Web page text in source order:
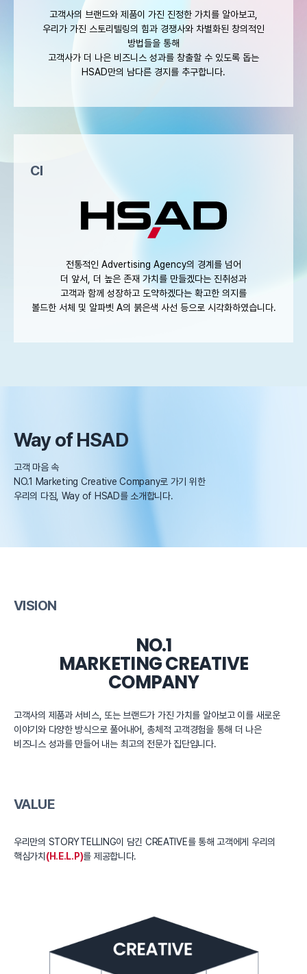
고객사의 브랜드와 제품이 가진 진정한 가치를 알아보고,
우리가 가진 스토리텔링의 힘과 경쟁사와 차별화된 창의적인
방법들을 통해
고객사가 더 나은 비즈니스 성과를 창출할 수 있도록 돕는
HSAD만의 남다른 경지를 추구합니다.
CI
전통적인 Advertising Agency의 경계를 넘어
더 앞서, 더 높은 존재 가치를 만들겠다는 진취성과
고객과 함께 성장하고 도약하겠다는 확고한 의지를
볼드한 서체 및 알파벳 A의 붉은색 사선 등으로 시각화하였습니다.
Way ofHSAD
고객 마음 속
NO.1 Marketing Creative Company로 가기 위한
우리의 다짐, Way of HSAD를 소개합니다.
VISION
NO.1
MARKETING CREATIVE
COMPANY
고객사의 제품과 서비스, 또는 브랜드가 가진 가치를 알아보고 이를 새로운
이야기와 다양한 방식으로 풀어내어, 총체적 고객경험을 통해 더 나은
비즈니스 성과를 만들어 내는 최고의 전문가 집단입니다.
VALUE
우리만의 STORYTELLING이 담긴 CREATIVE를 통해 고객에게 우리의
핵심가치 (H.E.L.P)를 제공합니다.